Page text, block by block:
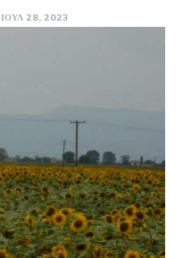
ΙΟΎΛ 28, 2023